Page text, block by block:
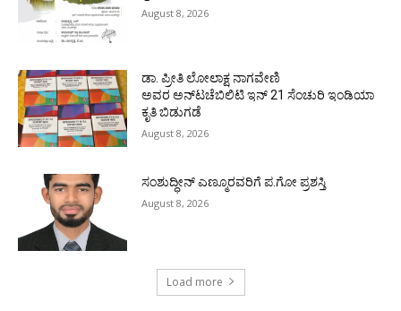
August 8, 2026
ಡಾ. ಪ್ರೀತಿ ಲೋಲಾಕ್ಷ ನಾಗವೇಣಿ
ಅವರ ಅನ್‌ಟಚೆಬಿಲಿಟಿ ಇನ್ 21 ಸೆಂಚುರಿ ಇಂಡಿಯಾ
ಕೃತಿ ಬಿಡುಗಡೆ
August 8, 2026
ಸಂಶುದ್ಧೀನ್ ಎಣ್ಮೂರವರಿಗೆ ಪ.ಗೋ ಪ್ರಶಸ್ತಿ
August 8, 2026
Load more